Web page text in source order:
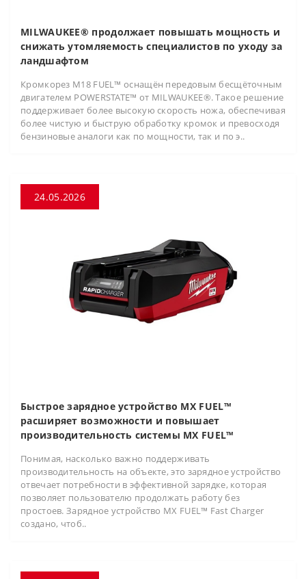
MILWAUKEE® продолжает повышать мощность и
снижать утомляемость специалистов по уходу за
ландшафтом
Кромкорез M18 FUEL™ оснащён передовым бесщёточным
двигателем POWERSTATE™ от MILWAUKEE®. Такое решение
поддерживает более высокую скорость ножа, обеспечивая
более чистую и быструю обработку кромок и превосходя
бензиновые аналоги как по мощности, так и по э..
24.05.2026
Быстрое зарядное устройство MX FUEL™
расширяет возможности и повышает
производительность системы MX FUEL™
Понимая, насколько важно поддерживать
производительность на объекте, это зарядное устройство
отвечает потребности в эффективной зарядке, которая
позволяет пользователю продолжать работу без
простоев. Зарядное устройство MX FUEL™ Fast Charger
создано, чтоб..